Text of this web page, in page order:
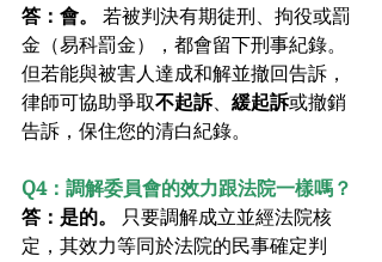
答：會。
若被判決有期徒刑、拘役或罰
金（易科罰金），都會留下刑事紀錄。
但若能與被害人達成和解並撤回告訴，
律師可協助爭取不起訴、 緩起訴或撤銷
告訴，保住您的清白紀錄。
Q4：調解委員會的效力跟法院一樣嗎？
答：是的。
只要調解成立並經法院核
定，其效力等同於法院的民事確定判